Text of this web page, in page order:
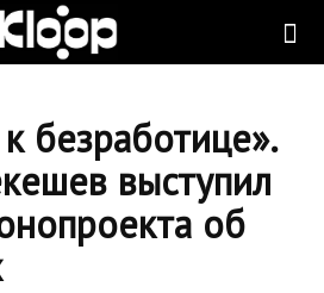
безработице».
выступил
об